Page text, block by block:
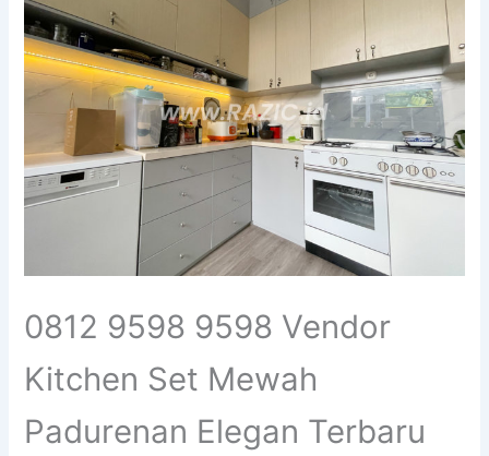
0812 9598 9598 Vendor
Kitchen Set Mewah
Padurenan Elegan Terbaru